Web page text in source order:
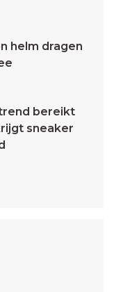
helm dragen
bereikt
sneaker